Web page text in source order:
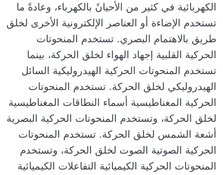
الكهربائية في كثير من الأحيانً بالكهرباء، وعادةً ما
تستخدم الإضاءة أو العناصر الإلكترونية الأخرى لخلق
طريق بالاهتمام البصري. تستخدم المنحوتات
الحركية القلبية إجهاد الهواء لخلق الحركة، بينما
تستخدم المنحوتات الحركية الهيدروليكية السائل
الهيدروليكي لخلق الحركة. تستخدم المنحوتات
الحركية المغناطيسية أسماء النطاقات المغناطيسية
لخلق الحركة، وتستخدم المنحوتات الحركية البصرية
أشعة الشمس لخلق الحركة. تستخدم المنحوتات
الحركية الصوتية الصوت لخلق الحركة، وتستخدم
المنحوتات الحركية الكيميائية التفاعلات الكيميائية